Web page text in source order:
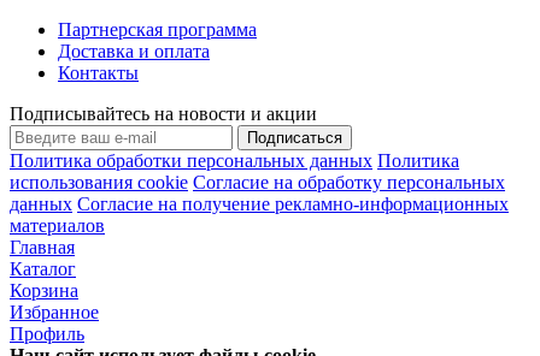
Партнерская программа
Доставка и оплата
Контакты
Подписывайтесь на новости и акции
Подписаться
Политика обработки персональных данных Политика
использования cookie Согласие на обработку персональных
данных Согласие на получение рекламно-информационных
материалов
Главная
Каталог
Корзина
Избранное
Профиль